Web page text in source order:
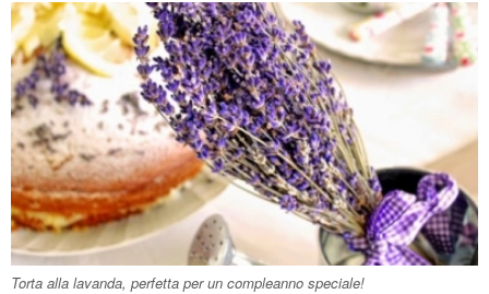
Torta alla lavanda, perfetta per un compleanno speciale!